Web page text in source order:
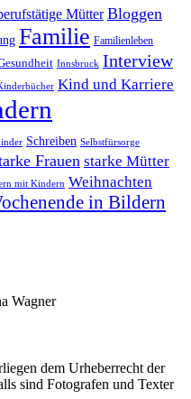
Mütter Bloggen
Familie Familienleben
Innsbruck Interview
Kind und Karriere
Schreiben Selbstfürsorge
Frauen starke Mütter
mit Kindern Weihnachten
in Bildern
Wagner
dem Urheberrecht der
sind Fotografen und Texter